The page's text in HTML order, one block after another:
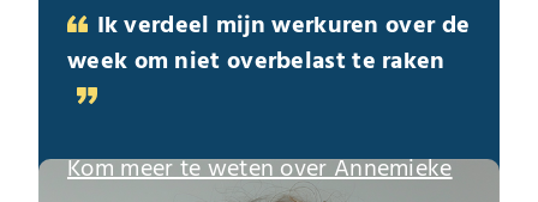
Ik verdeel mijn werkuren over de
week om niet overbelast te raken
Kom meer te weten over Annemieke